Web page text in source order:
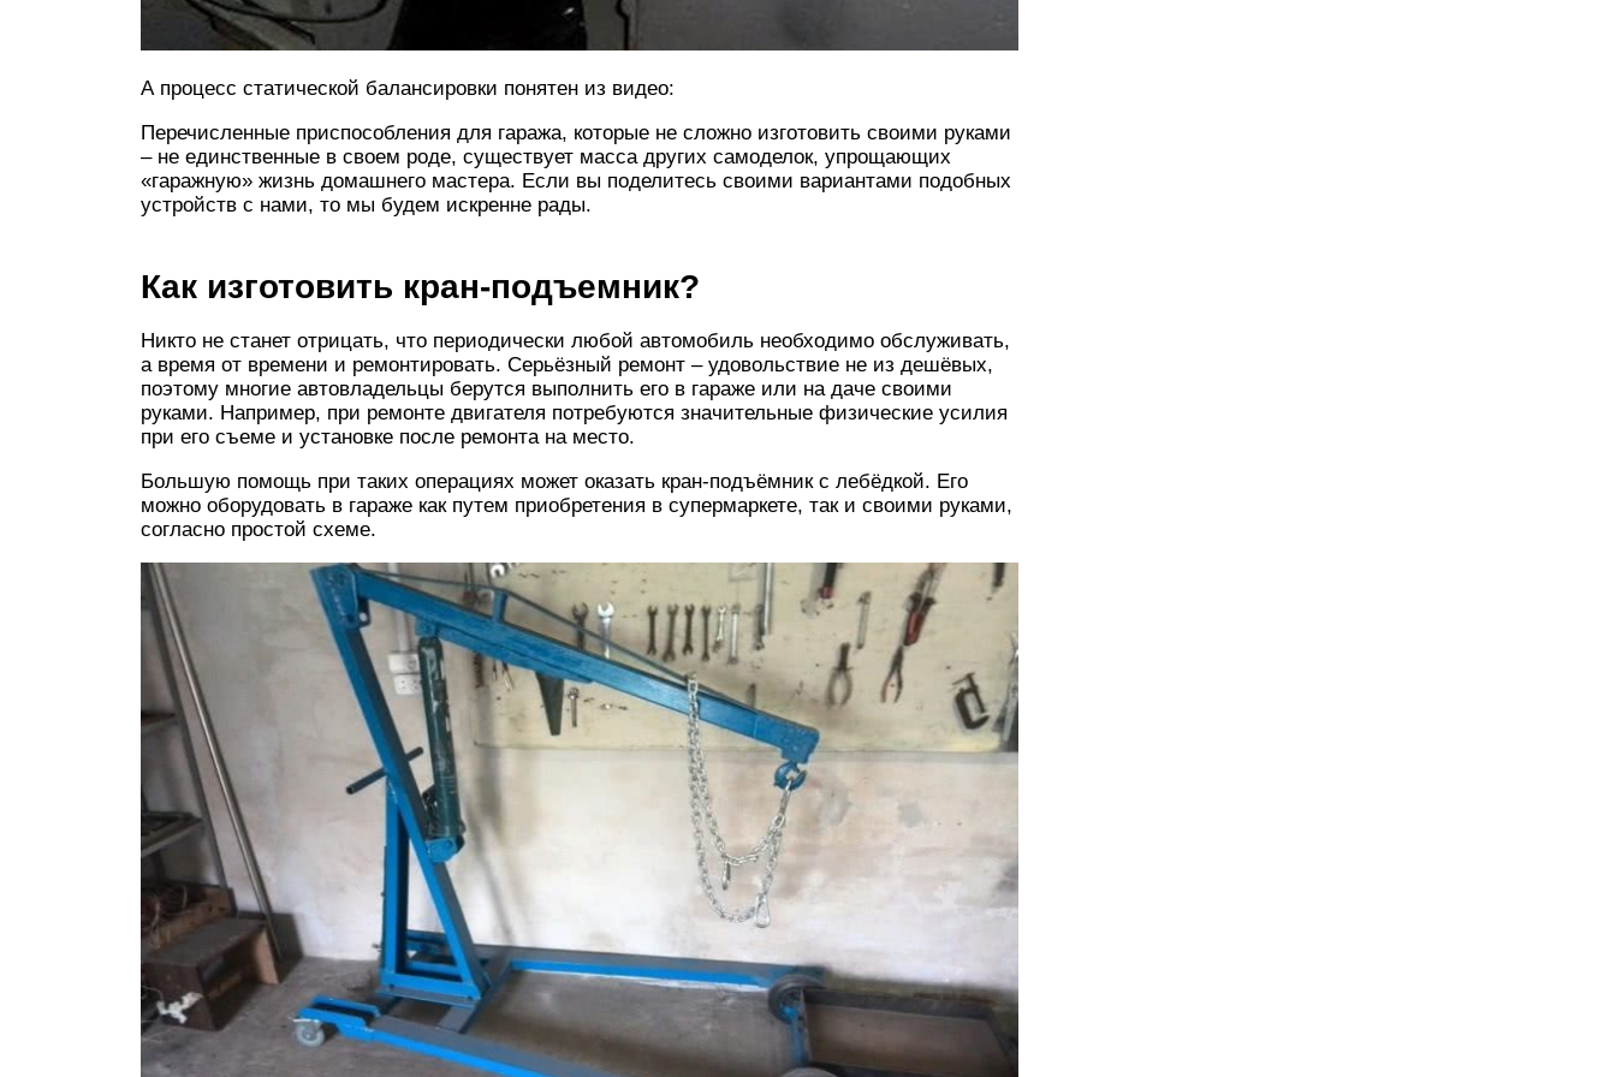
А процесс статической балансировки понятен из видео:
Перечисленные приспособления для гаража, которые не сложно изготовить своими руками
– не единственные в своем роде, существует масса других самоделок, упрощающих
«гаражную» жизнь домашнего мастера. Если вы поделитесь своими вариантами подобных
устройств с нами, то мы будем искренне рады.
Как изготовить кран-подъемник?
Никто не станет отрицать, что периодически любой автомобиль необходимо обслуживать,
а время от времени и ремонтировать. Серьёзный ремонт – удовольствие не из дешёвых,
поэтому многие автовладельцы берутся выполнить его в гараже или на даче своими
руками. Например, при ремонте двигателя потребуются значительные физические усилия
при его съеме и установке после ремонта на место.
Большую помощь при таких операциях может оказать кран-подъёмник с лебёдкой. Его
можно оборудовать в гараже как путем приобретения в супермаркете, так и своими руками,
согласно простой схеме.